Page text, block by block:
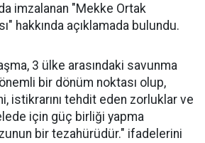
imzalanan "Mekke Ortak
hakkında açıklamada bulundu.
3 ülke arasındaki savunma
bir dönüm noktası olup,
istikrarını tehdit eden zorluklar ve
için güç birliği yapma
bir tezahürüdür." ifadelerini